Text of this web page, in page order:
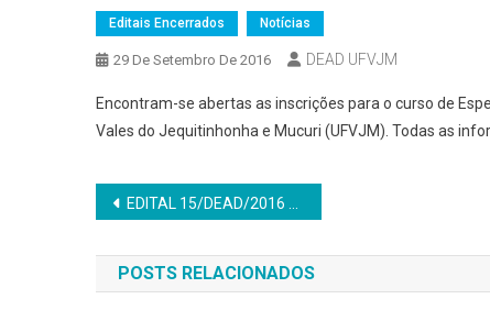
Editais Encerrados Notícias
29 De Setembro De 2016 DEAD UFVJM
Encontram-se abertas as inscrições para o curso de
Vales do Jequitinhonha e Mucuri (UFVJM). Todas as
Navegação
de
Post
EDITAL 15/DEAD/2016 – Seleção Interna de Professores Bolsistas
POSTS RELACIONADOS